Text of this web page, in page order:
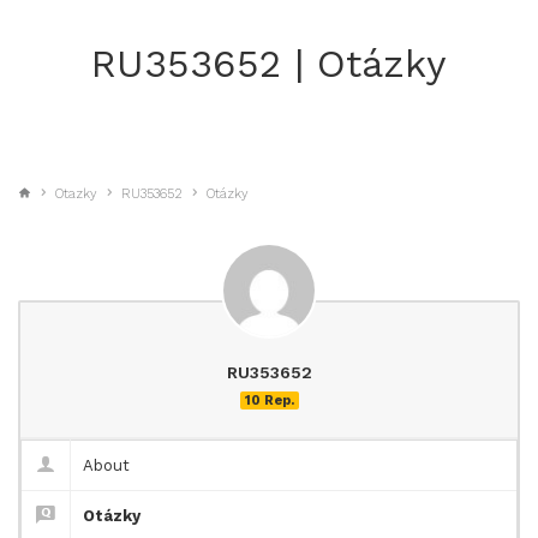
RU353652 | Otázky
Otazky RU353652 Otázky
RU353652
10 Rep.
About
Otázky